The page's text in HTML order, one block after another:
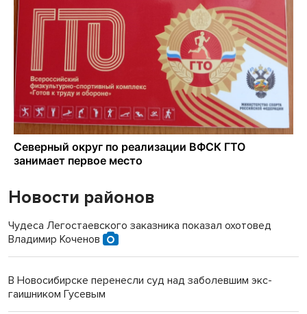
Новости районов
Чудеса Легостаевского заказника показал охотовед
Владимир Коченов
В Новосибирске перенесли суд над заболевшим экс-
гаишником Гусевым